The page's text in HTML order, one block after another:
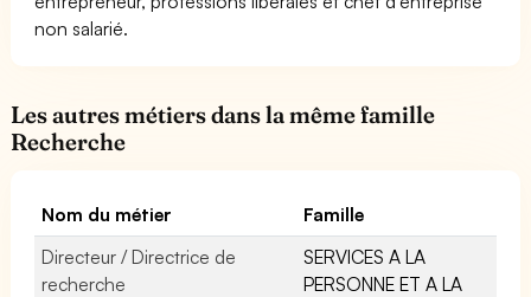
non salarié.
Les autres métiers dans la même famille
Recherche
Nom du métier
Famille
Directeur / Directrice de
recherche
SERVICES A LA
PERSONNE ET A LA